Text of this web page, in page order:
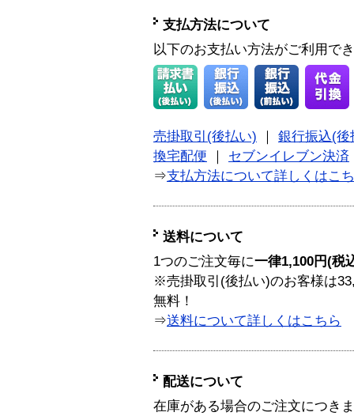
支払方法について
以下のお支払い方法がご利用で
売掛取引(後払い)
銀行振込(後
換宅配便
セブンイレブン決済
⇒支払方法について詳しくはこ
送料について
1つのご注文毎に一律1,100円(税
※売掛取引(後払い)のお客様は
無料！
⇒送料について詳しくはこちら
配送について
在庫がある場合のご注文につき